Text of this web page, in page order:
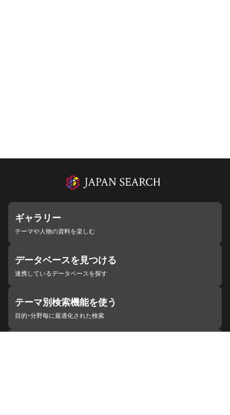
ギャラリー
テーマや人物の資料を楽しむ
データベースを見つける
連携しているデータベースを探す
テーマ別検索機能を使う
目的・分野毎に最適化された検索